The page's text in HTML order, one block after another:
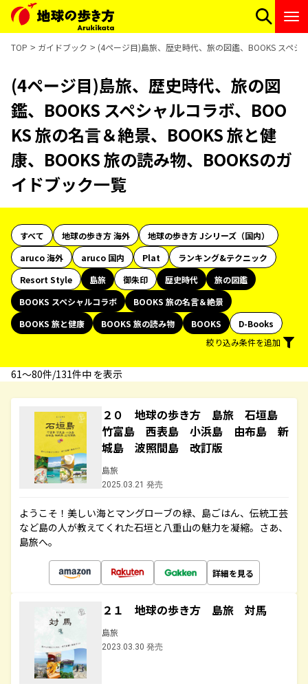
TOP ガイドブック (4ページ目)島旅、歴史時代、旅の図鑑、BOOKS スペシ
(4ページ目)島旅、歴史時代、旅の図
鑑、BOOKS スペシャルコラボ、BOO
KS 旅の名言＆絶景、BOOKS 旅と健
康、BOOKS 旅の読み物、BOOKSのガ
イドブック一覧
すべて 地球の歩き方 海外
地球の歩き方 Jシリーズ（国内）
aruco 海外
aruco 国内 Plat
ランキング&テクニック
Resort Style
島旅 御朱印 歴史時代
旅の図鑑
BOOKS スペシャルコラボ
BOOKS 旅の名言＆絶景
BOOKS 旅と健康
BOOKS 旅の読み物 BOOKS
D-Books
絞り込み条件を追加
61〜80件/131件中 を表示
２０ 地球の歩き方 島旅 石垣島
竹富島 西表島 小浜島 由布島 新
城島 波照間島 改訂版
島旅
2025.03.21 発売
ようこそ！美しい海とマングローブの緑、島ごはん、伝統工芸
など島の人が教えてくれた石垣と八重山の魅力を凝縮。さあ、
島旅へ。
詳細を見る
２１ 地球の歩き方 島旅 対馬
島旅
2023.03.30 発売